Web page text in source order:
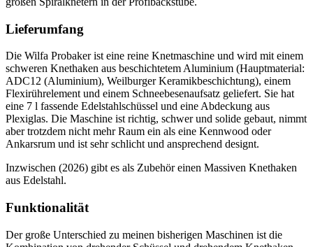
Lieferumfang
Die Wilfa Probaker ist eine reine Knetmaschine und wird mit einem
schweren Knethaken aus beschichtetem Aluminium (Hauptmaterial:
ADC12 (Aluminium), Weilburger Keramikbeschichtung), einem
Flexirührelement und einem Schneebesenaufsatz geliefert. Sie hat
eine 7 l fassende Edelstahlschüssel und eine Abdeckung aus
Plexiglas. Die Maschine ist richtig, schwer und solide gebaut, nimmt
aber trotzdem nicht mehr Raum ein als eine Kennwood oder
Ankarsrum und ist sehr schlicht und ansprechend designt.
Inzwischen (2026) gibt es als Zubehör einen Massiven Knethaken
aus Edelstahl.
Funktionalität
Der große Unterschied zu meinen bisherigen Maschinen ist die